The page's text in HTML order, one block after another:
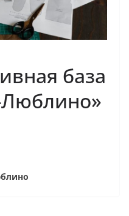
база